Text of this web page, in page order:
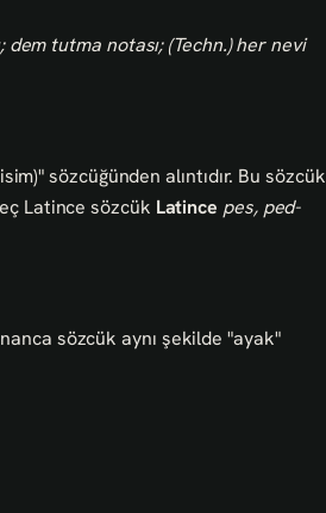
dem tutma notası; (Techn.) her nevi
sözcüğünden alıntıdır. Bu sözcük
Latince sözcük Latince pes, ped-
sözcük aynı şekilde "ayak"